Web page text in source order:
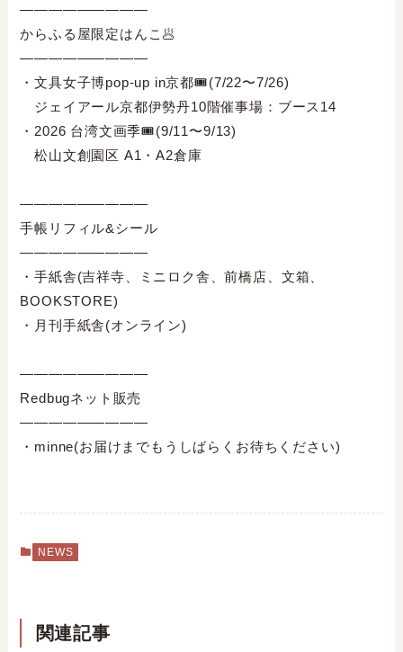
—————————⁣
からふる屋限定はんこ🥟⁣
—————————⁣
・文具女子博pop-up in京都🎟️(7/22〜7/26)⁣
ジェイアール京都伊勢丹10階催事場：ブース14⁣
・2026 台湾文画季🎟️(9/11〜9/13)⁣
松山文創園区 A1・A2倉庫⁣
—————————⁣
手帳リフィル&シール⁣
—————————⁣
・手紙舎(吉祥寺、ミニロク舎、前橋店、文箱、
BOOKSTORE)⁣
・月刊手紙舎(オンライン)⁣
—————————⁣
Redbugネット販売⁣
—————————⁣
・minne(お届けまでもうしばらくお待ちください)
NEWS
関連記事